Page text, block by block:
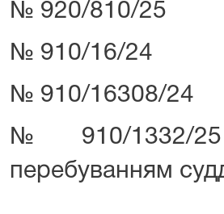
№ 920/810/25
№ 910/16/24
№ 910/16308/24
№ 910/1332/25
перебуванням